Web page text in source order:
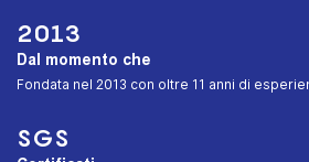
2013
Dal momento che
︎Fondata nel 2013 con oltre 11 anni di
SGS